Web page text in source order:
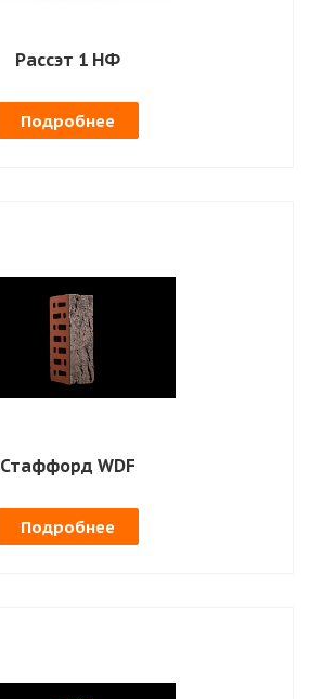
Рассэт 1 НФ
Подробнее
Стаффорд WDF
Подробнее